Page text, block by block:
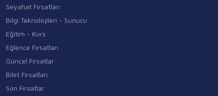
Seyahat Fırsatları
Bilgi Teknolojileri - Sunucu
Eğitim - Kurs
Eğlence Fırsatları
Güncel Fırsatlar
Bilet Fırsatları
Son Fırsatlar